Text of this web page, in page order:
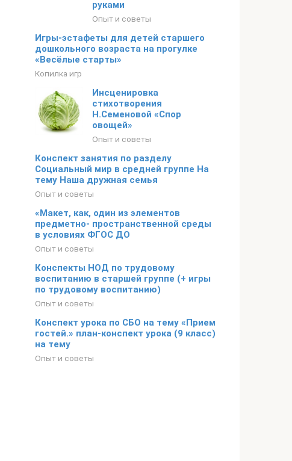
руками
Опыт и советы
Игры-эстафеты для детей старшего
дошкольного возраста на прогулке
«Весёлые старты»
Копилка игр
Инсценировка
стихотворения
Н.Семеновой «Спор
овощей»
Опыт и советы
Конспект занятия по разделу
Социальный мир в средней группе На
тему Наша дружная семья
Опыт и советы
«Макет, как, один из элементов
предметно- пространственной среды
в условиях ФГОС ДО
Опыт и советы
Конспекты НОД по трудовому
воспитанию в старшей группе (+ игры
по трудовому воспитанию)
Опыт и советы
Конспект урока по СБО на тему «Прием
гостей.» план-конспект урока (9 класс)
на тему
Опыт и советы